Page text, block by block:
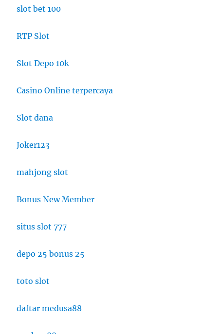
slot bet 100
RTP Slot
Slot Depo 10k
Casino Online terpercaya
Slot dana
Joker123
mahjong slot
Bonus New Member
situs slot 777
depo 25 bonus 25
toto slot
daftar medusa88